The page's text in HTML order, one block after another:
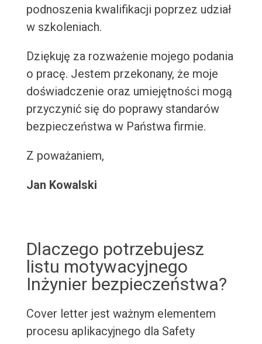
podnoszenia kwalifikacji poprzez udział
w szkoleniach.
Dziękuję za rozważenie mojego podania
o pracę. Jestem przekonany, że moje
doświadczenie oraz umiejętności mogą
przyczynić się do poprawy standarów
bezpieczeństwa w Państwa firmie.
Z poważaniem,
Jan Kowalski
Dlaczego potrzebujesz
listu motywacyjnego
Inżynier bezpieczeństwa?
Cover letter jest ważnym elementem
procesu aplikacyjnego dla Safety